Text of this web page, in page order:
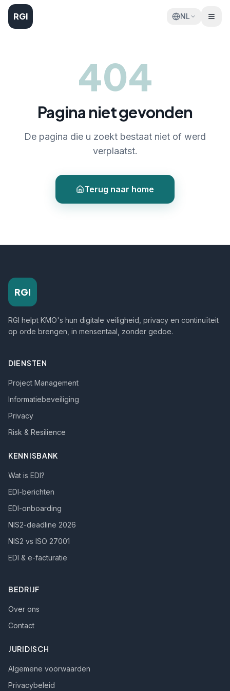
RGI NL
404
Pagina niet gevonden
De pagina die u zoekt bestaat niet of werd
verplaatst.
Terug naar home
RGI
RGI helpt KMO's hun digitale veiligheid, privacy en continuïteit
op orde brengen, in mensentaal, zonder gedoe.
DIENSTEN
Project Management
Informatiebeveiliging
Privacy
Risk & Resilience
KENNISBANK
Wat is EDI?
EDI-berichten
EDI-onboarding
NIS2-deadline 2026
NIS2 vs ISO 27001
EDI & e-facturatie
BEDRIJF
Over ons
Contact
JURIDISCH
Algemene voorwaarden
Privacybeleid